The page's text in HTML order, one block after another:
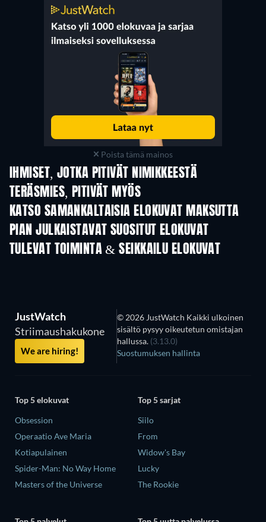
Poista tämä mainos
IHMISET, JOTKA PITIVÄT NIMIKKEESTÄ
TERÄSMIES, PITIVÄT MYÖS
KATSO SAMANKALTAISIA ELOKUVAT MAKSUTTA
PIAN JULKAISTAVAT SUOSITUT ELOKUVAT
TULEVAT TOIMINTA & SEIKKAILU ELOKUVAT
JustWatch
Striimaushakukone
We are hiring!
© 2026 JustWatch Kaikki ulkoinen
sisältö pysyy oikeutetun omistajan
hallussa. (3.13.0)
Suostumuksen hallinta
Top 5 elokuvat
Obsession
Operaatio Ave Maria
Kotiapulainen
Spider-Man: No Way Home
Masters of the Universe
Top 5 sarjat
Siilo
From
Widow's Bay
Lucky
The Rookie